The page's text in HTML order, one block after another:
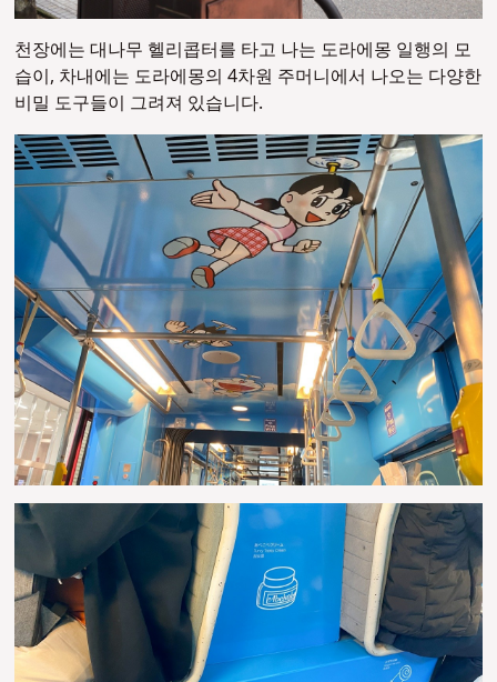
천장에는 대나무 헬리콥터를 타고 나는 도라에몽 일행의 모
습이, 차내에는 도라에몽의 4차원 주머니에서 나오는 다양한
비밀 도구들이 그려져 있습니다.